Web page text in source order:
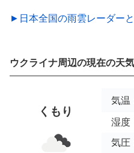
►日本全国の雨雲レーダー
ウクライナ周辺の現在の天気
くもり
気温
湿度
気圧